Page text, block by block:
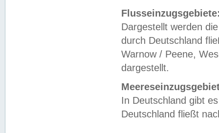
Dargestellt werden
durch Deutschland
Warnow / Peene,
dargestellt.
In Deutschland gibt
Deutschland fließt